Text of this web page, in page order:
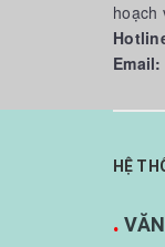
hoạch
Email:
HỆ
.